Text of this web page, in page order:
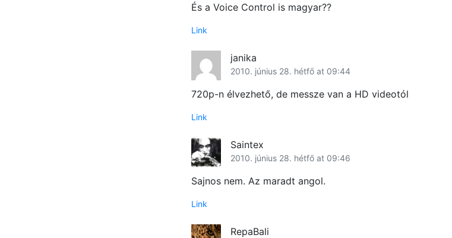
És a Voice Control is magyar??
Link
janika
2010. június 28. hétfő at 09:44
720p-n élvezhető, de messze van a HD videotól
Link
Saintex
2010. június 28. hétfő at 09:46
Sajnos nem. Az maradt angol.
Link
RepaBali